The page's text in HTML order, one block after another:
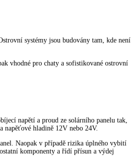
systémy jsou budovány tam, kde není
vhodné pro chaty a sofistikované ostrovní
napětí a proud ze solárního panelu tak,
napěťové hladině 12V nebo 24V.
Naopak v případě rizika úplného vybití
komponenty a řídí přísun a výdej